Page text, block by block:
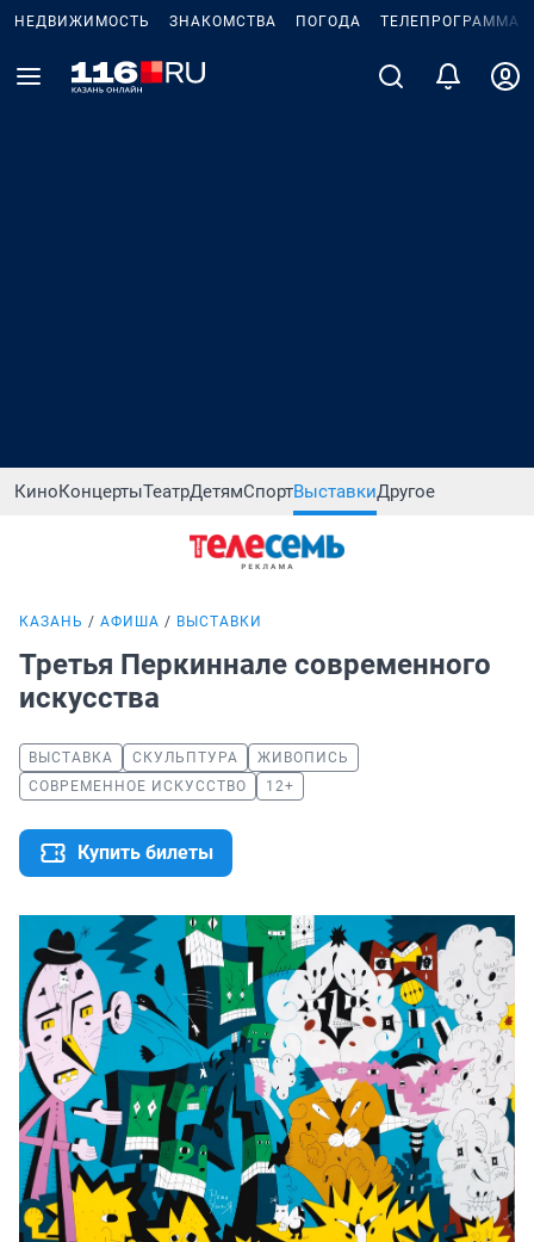
НЕДВИЖИМОСТЬ ЗНАКОМСТВА ПОГОДА ТЕЛЕПРОГРАММА
КиноКонцертыТеатрДетямСпортВыставкиДругое
КАЗАНЬ АФИША ВЫСТАВКИ
Третья Перкиннале современного
искусства
ВЫСТАВКА СКУЛЬПТУРА
ЖИВОПИСЬ
СОВРЕМЕННОЕ ИСКУССТВО
12+
Купить билеты